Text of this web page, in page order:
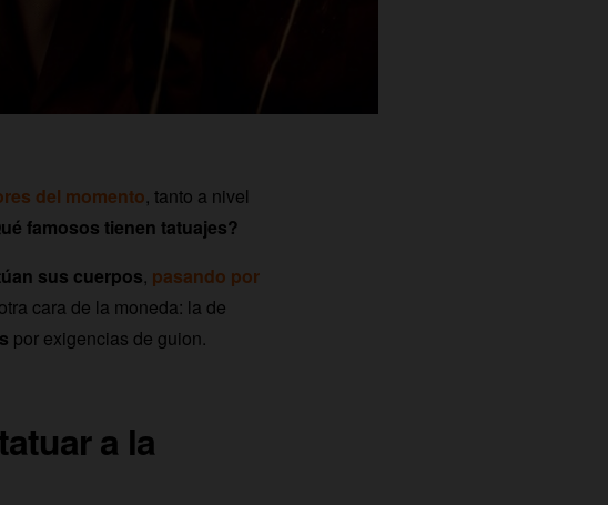
del momento, tanto a nivel
famosos tienen tatuajes?
sus cuerpos, pasando por
cara de la moneda: la de
por exigencias de guion.
a la